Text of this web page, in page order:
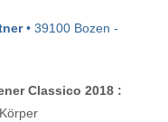
• 39100 Bozen -
Classico 2018 :